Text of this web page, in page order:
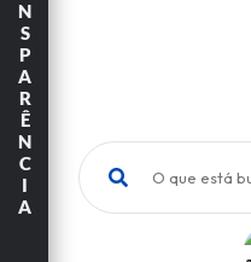
O que está buscando?
N
S
P
A
R
Ê
N
C
I
A